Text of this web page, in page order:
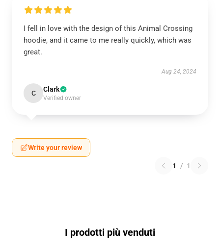
I fell in love with the design of this Animal Crossing
hoodie, and it came to me really quickly, which was
great.
Aug 24, 2024
C Clark
Verified owner
Write your review
1 / 1
I prodotti più venduti